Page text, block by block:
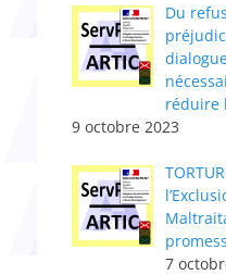
Du
réduire
9 octobre 2023
7